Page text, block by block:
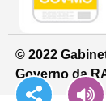
© 2022
Governo da